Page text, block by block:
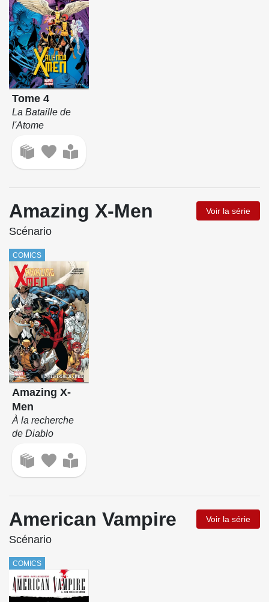
Tome 4
La Bataille de
l'Atome
Amazing X-Men Voir la série
Scénario
COMICS
Amazing X-
Men
À la recherche
de Diablo
American Vampire Voir la série
Scénario
COMICS